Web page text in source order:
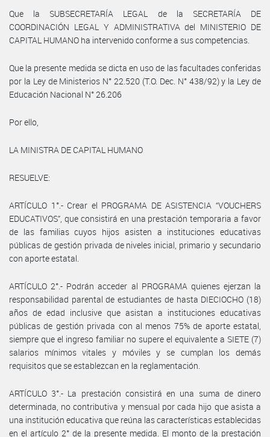
Que la SUBSECRETARÍA LEGAL de la SECRETARÍA DE
COORDINACIÓN LEGAL Y ADMINISTRATIVA del MINISTERIO DE
CAPITAL HUMANO ha intervenido conforme a sus competencias.
Que la presente medida se dicta en uso de las facultades conferidas
por la Ley de Ministerios N° 22.520 (T.O. Dec. N° 438/92) y la Ley de
Educación Nacional N° 26.206
Por ello,
LA MINISTRA DE CAPITAL HUMANO
RESUELVE:
ARTÍCULO 1°.- Crear el PROGRAMA DE ASISTENCIA “VOUCHERS
EDUCATIVOS”, que consistirá en una prestación temporaria a favor
de las familias cuyos hijos asisten a instituciones educativas
públicas de gestión privada de niveles inicial, primario y secundario
con aporte estatal.
ARTÍCULO 2°.- Podrán acceder al PROGRAMA quienes ejerzan la
responsabilidad parental de estudiantes de hasta DIECIOCHO (18)
años de edad inclusive que asistan a instituciones educativas
públicas de gestión privada con al menos 75% de aporte estatal,
siempre que el ingreso familiar no supere el equivalente a SIETE (7)
salarios mínimos vitales y móviles y se cumplan los demás
requisitos que se establezcan en la reglamentación.
ARTÍCULO 3°.- La prestación consistirá en una suma de dinero
determinada, no contributiva y mensual por cada hijo que asista a
una institución educativa que reúna las características establecidas
en el artículo 2° de la presente medida. El monto de la prestación